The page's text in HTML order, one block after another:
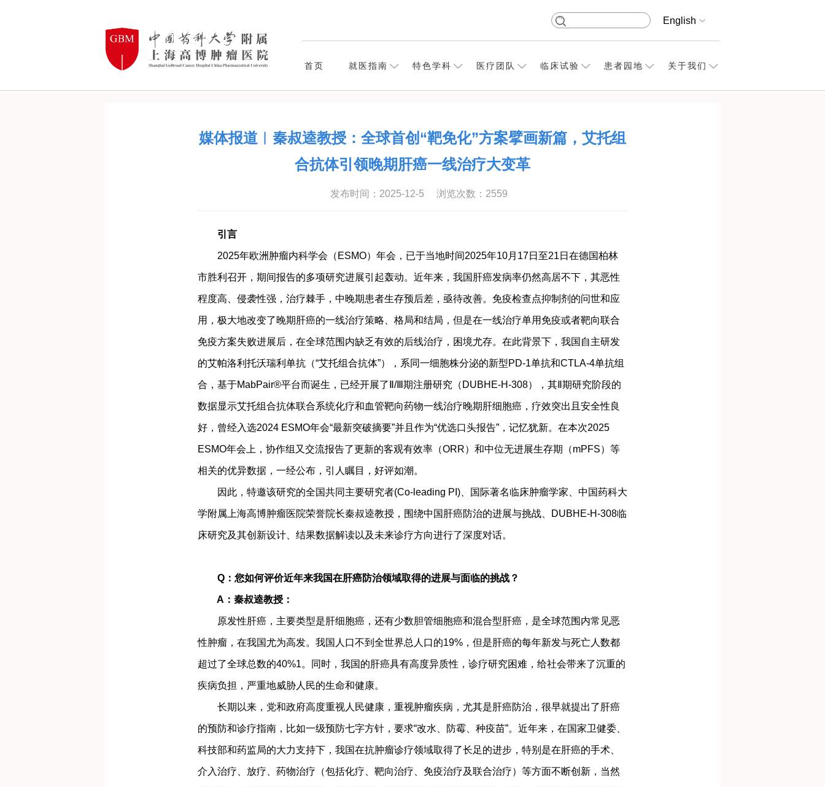
English
首页 就医指南 特色学科 医疗团队 临床试验 患者园地 关于我们
媒体报道︱秦叔逵教授：全球首创“靶免化”方案擘画新篇，艾托组
合抗体引领晚期肝癌一线治疗大变革
发布时间：2025-12-5 浏览次数： 2559
引言
2025年欧洲肿瘤内科学会（ESMO）年会，已于当地时间2025年10月17日至21日在德国柏林
市胜利召开，期间报告的多项研究进展引起轰动。近年来，我国肝癌发病率仍然高居不下，其恶性
程度高、侵袭性强，治疗棘手，中晚期患者生存预后差，亟待改善。免疫检查点抑制剂的问世和应
用，极大地改变了晚期肝癌的一线治疗策略、格局和结局，但是在一线治疗单用免疫或者靶向联合
免疫方案失败进展后，在全球范围内缺乏有效的后线治疗，困境尤存。在此背景下，我国自主研发
的艾帕洛利托沃瑞利单抗（“艾托组合抗体”），系同一细胞株分泌的新型PD-1单抗和CTLA-4单抗组
合，基于MabPair®平台而诞生，已经开展了Ⅱ/Ⅲ期注册研究（DUBHE-H-308），其Ⅱ期研究阶段的
数据显示艾托组合抗体联合系统化疗和血管靶向药物一线治疗晚期肝细胞癌，疗效突出且安全性良
好，曾经入选2024 ESMO年会“最新突破摘要”并且作为“优选口头报告”，记忆犹新。在本次2025
ESMO年会上，协作组又交流报告了更新的客观有效率（ORR）和中位无进展生存期（mPFS）等
相关的优异数据，一经公布，引人瞩目，好评如潮。
因此，特邀该研究的全国共同主要研究者(Co-leading PI)、国际著名临床肿瘤学家、中国药科大
学附属上海高博肿瘤医院荣誉院长秦叔逵教授，围绕中国肝癌防治的进展与挑战、DUBHE-H-308临
床研究及其创新设计、结果数据解读以及未来诊疗方向进行了深度对话。
Q：您如何评价近年来我国在肝癌防治领域取得的进展与面临的挑战？
A：秦叔逵教授：
原发性肝癌，主要类型是肝细胞癌，还有少数胆管细胞癌和混合型肝癌，是全球范围内常见恶
性肿瘤，在我国尤为高发。我国人口不到全世界总人口的19%，但是肝癌的每年新发与死亡人数都
超过了全球总数的40%1。同时，我国的肝癌具有高度异质性，诊疗研究困难，给社会带来了沉重的
疾病负担，严重地威胁人民的生命和健康。
长期以来，党和政府高度重视人民健康，重视肿瘤疾病，尤其是肝癌防治，很早就提出了肝癌
的预防和诊疗指南，比如一级预防七字方针，要求“改水、防霉、种疫苗”。近年来，在国家卫健委、
科技部和药监局的大力支持下，我国在抗肿瘤诊疗领域取得了长足的进步，特别是在肝癌的手术、
介入治疗、放疗、药物治疗（包括化疗、靶向治疗、免疫治疗及联合治疗）等方面不断创新，当然